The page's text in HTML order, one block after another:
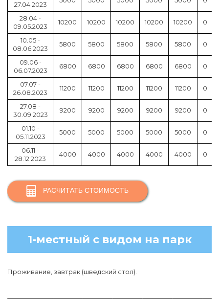
27.04.2023
28.04 -
09.05.2023
10200 10200 10200 10200 10200 0
10.05 -
08.06.2023
5800 5800 5800 5800 5800 0
09.06 -
06.07.2023
6800 6800 6800 6800 6800 0
07.07 -
26.08.2023
11200 11200 11200 11200 11200 0
27.08 -
30.09.2023
9200 9200 9200 9200 9200 0
01.10 -
05.11.2023
5000 5000 5000 5000 5000 0
06.11 -
28.12.2023
4000 4000 4000 4000 4000 0
РАСЧИТАТЬ СТОИМОСТЬ
1-местный с видом на парк
Проживание, завтрак (шведский стол).